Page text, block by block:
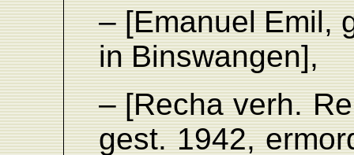
–[Emanuel Emil,
in Binswangen],
– [Recha verh.
gest. 1942,